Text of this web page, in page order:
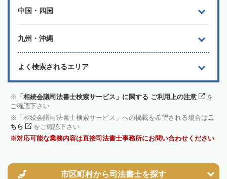
中国・四国
九州・沖縄
よく検索されるエリア
「相続会議司法書士検索サービス」に関する ご利用上の注意
を
ご確認下さい
「相続会議司法書士検索サービス」への掲載を希望される場合はこ
ちら
をご確認下さい
対応可能な業務内容は直接司法書士事務所にお問い合わせください
市区町村から司法書士を探す